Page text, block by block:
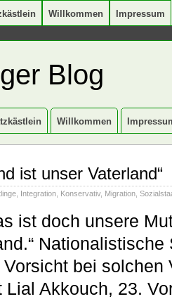
Willkommen Impressum
Blog
Willkommen
ist unser Vaterland“
Integration Konservativ, Migration
ist doch unsere
bei solchen
Akkouch, 23.